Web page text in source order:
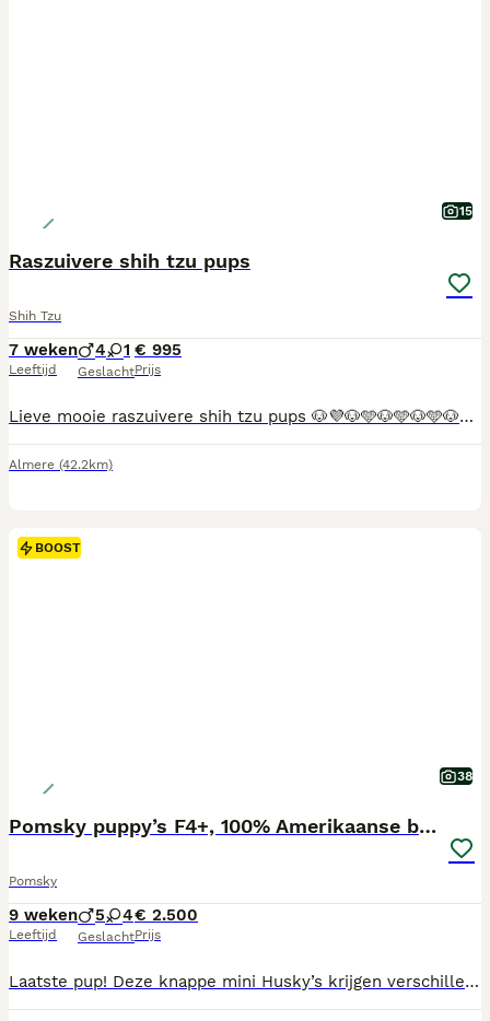
15
Raszuivere shih tzu pups
Shih Tzu
7 weken
Leeftijd
4 1
Geslacht
€ 995
Prijs
Lieve mooie raszuivere shih tzu pups 🐶💜🐶🩵🐶🩵🐶🩵🐶🩵 van bijna 8 weken oud mogen het nest verlaten en zijn opzoek naar een liefdevol huisje 🏠❤️ Ze zijn volledig ontwormt na schema Bij de dierenarts hebben ze een gezondheidscheck gehad🩺 en zijn volledig gezond 😃ook zijn ze gechipt hebben een eigen paspoort 🎫en hebben hun eerst vaccinatie💉 gehad .. ze zijn opgegroeid in een huiselijke kring met meerdere hondjes🐕🐕🐕 en kinderen👧🏼👦🏼.. mama🐕 en 🐕papa zijn ook aanwezig Ook krijgt u een leuk puppy starters pakket🎁 mee naar huis Het paspoort en het digitale bewijs van registratie bij het NDG UBN 7769399
Almere (42.2km)
BOOST
38
Pomsky puppy’s F4+, 100% Amerikaanse bloedlijn
Pomsky
9 weken
Leeftijd
5 4
Geslacht
€ 2.500
Prijs
Laatste pup! Deze knappe mini Husky’s krijgen verschillende kleuren ogen, vacht en gewicht. Alle de prachtige Husky aftekening en masker. Hun karakters een mix van vrolijke, eigenwijze Husky en dappere, knuffel Pomeriaan. Wie het eerst reserveert heeft de eerste keuze! De pups verlaten het nest met: Verkoop contract Paspoort en chip Stamboom Ontwormt Gevaccineerd Gezondheidsverklaring van de dierenarts Puppy starter pakket met voer, speeltjes, riem e.d. De prijs van een pup zal variëren tussen 2000,- euro en 3500,- euro. Een standaard maat met bruine ogen 2000,- euro Een kleine maat met blauwe ogen 3500,- euro. Meer informatie op de website: https://www.lawdipawpomsky.nl/ Facebook: https://www.facebook.com/profile.php?id=61587932529952 Bij vragen mail: info@lawdipawpomsky.nl